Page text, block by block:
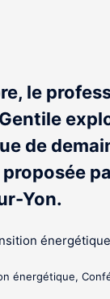
le
de
Yon.
énergétique,